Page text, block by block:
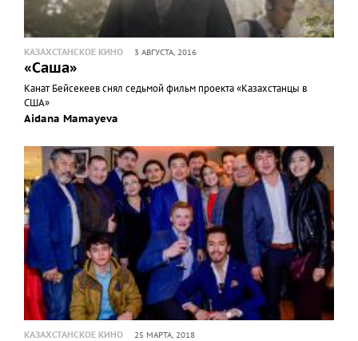
КАЗАХСТАНСКОЕ КИНО 3 АВГУСТА, 2016
«Саша»
Канат Бейсекеев снял седьмой фильм проекта «Казахстанцы в
США»
Aidana Mamayeva
КАЗАХСТАНСКОЕ КИНО 25 МАРТА, 2018